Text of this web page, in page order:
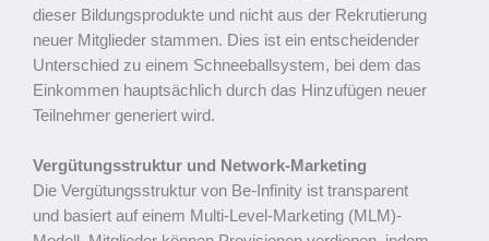
dieser Bildungsprodukte und nicht aus der Rekrutierung
neuer Mitglieder stammen. Dies ist ein entscheidender
Unterschied zu einem Schneeballsystem, bei dem das
Einkommen hauptsächlich durch das Hinzufügen neuer
Teilnehmer generiert wird.
Vergütungsstruktur und Network-Marketing
Die Vergütungsstruktur von Be-Infinity ist transparent
und basiert auf einem Multi-Level-Marketing (MLM)-